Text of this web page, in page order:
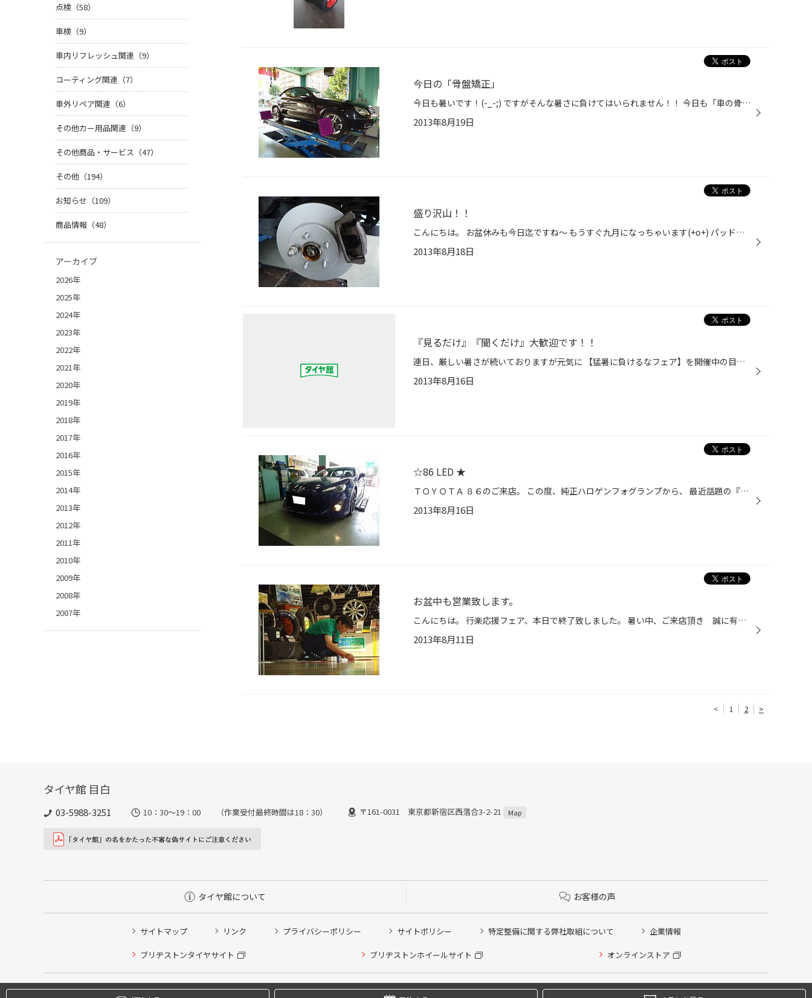
今日の「骨盤矯正」
今日も暑いです！(-_-;) ですがそんな暑さに負けてはいられません！！ 今日も「車の骨盤矯正」頑張ってます！！ お車はメルセデスベンツＣＬＫ３２０カブリオレ★ タイヤは人気のポテンザＳ００１！！ タイヤがきちんと接地できるようにビシッと調整！ タイヤ長持ちには欠かせません！ 最近、フラッ...
2013年8月19日
盛り沢山！！
こんにちは。 お盆休みも今日迄ですね〜 もうすぐ九月になっちゃいます(+o+) パッド＆ローター交換や・・・ スプリング交換（アイバッハのローダウン）や・・・ ホイール交換（ＢＢＳ ＲＥＬ２特約店限定商品）等々 今日も沢山がんばりました(^^)
2013年8月18日
『見るだけ』『聞くだけ』大歓迎です！！
連日、厳しい暑さが続いておりますが元気に 【猛暑に負けるなフェア】を開催中の目白店、 店長のひろさわです！ またこのような暑さの中、お盆期間中も沢山の ご来店、誠にありがとうございました！ そしてまた今週末も沢山のご来店をスタッフ一同 お待ちしております！ 当店は『見るだけ』『聞くだ...
2013年8月16日
☆86 LED ★
ＴＯＹＯＴＡ ８６のご来店。 この度、純正ハロゲンフォグランプから、 最近話題の『ＬＥＤ』フォグへと チェンジ！！ 今回使用するバルブは、 Junack LEDIST（ｼﾞｭﾅｯｸ ﾚﾃﾞｨｽﾄ） ＨＩＤに負けない明るさの ６０００Ｋ純白光と 視認性抜群の ２５００Ｋイエロー光の２種類から選べます。 純正バル...
2013年8月16日
お盆中も営業致します。
こんにちは。 行楽応援フェア、本日で終了致しました。 暑い中、ご来店頂き 誠に有難う御座いましたm(__)m しかし！当店にお盆休みはありません！！ 今週は１４日の水曜日も営業致します。 なぜなら・・・当店オリジナル企画【猛暑に負けるなフェア】を開催中なのです。 人も負けそう（負けてる？...
2013年8月11日
< 1 2 >
点検（58）
車検（9）
車内リフレッシュ関連（9）
コーティング関連（7）
車外リペア関連（6）
その他カー用品関連（9）
その他商品・サービス（47）
その他（194）
お知らせ（109）
商品情報（48）
アーカイブ
2026年
2025年
2024年
2023年
2022年
2021年
2020年
2019年
2018年
2017年
2016年
2015年
2014年
2013年
2012年
2011年
2010年
2009年
2008年
2007年
タイヤ館 目白
03-5988-3251 10：30～19：00 （作業受付最終時間は18：30） 〒161-0031 東京都新宿区西落合3-2-21 Map
タイヤ館について お客様の声
サイトマップ リンク プライバシーポリシー サイトポリシー 特定整備に関する弊社取組について 企業情報
ブリヂストンタイヤサイト ブリヂストンホイールサイト オンラインストア
Copyright © 2024 Bridgestone Retail Co.,Ltd. All rights Reserved.
タイヤ点検・安全点検/タイヤ履き替え/オイル交換/その他ピット作業の予約
クローク契約会員専用タイヤ履き替え※タイヤ履き替えを希望のクローク契約会員の方はこちらを選択ください
本日のタイヤ履き替え順番待ち予約 ※クローク契約会員の方はご利用いただけません